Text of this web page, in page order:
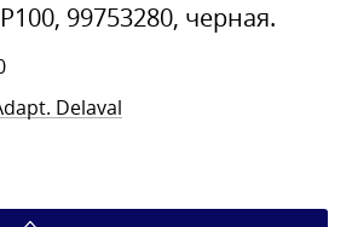
99753280, черная.
Delaval